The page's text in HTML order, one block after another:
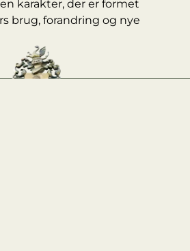
karakter, der er formet
brug, forandring og nye